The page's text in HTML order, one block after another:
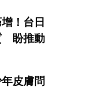
！台日
盼推動
皮膚問